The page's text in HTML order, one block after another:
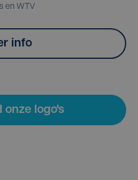
en WTV
info
onze logo's